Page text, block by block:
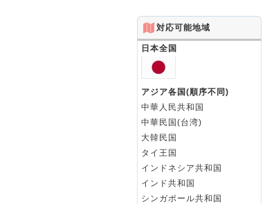
対応可能地域
日本全国
アジア各国(順序不同)
中華人民共和国
中華民国(台湾)
大韓民国
タイ王国
インドネシア共和国
インド共和国
シンガポール共和国